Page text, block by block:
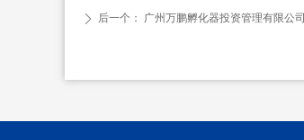
ꄲ 后一个： 广州万鹏孵化器投资管理有限公司